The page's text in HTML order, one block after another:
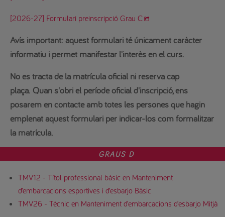
[2026-27] Formulari preinscripció Grau C
Avís important: aquest formulari té únicament caràcter
informatiu i permet manifestar l'interès en el curs.
No es tracta de la matrícula oficial ni reserva cap
plaça. Quan s'obri el període oficial d'inscripció, ens
posarem en contacte amb totes les persones que hagin
emplenat aquest formulari per indicar-los com formalitzar
la matrícula.
GRAUS D
TMV12 - Títol professional bàsic en Manteniment
d’embarcacions esportives i d’esbarjo Bàsic
TMV26 - Tècnic en Manteniment d’embarcacions d’esbarjo Mitjà